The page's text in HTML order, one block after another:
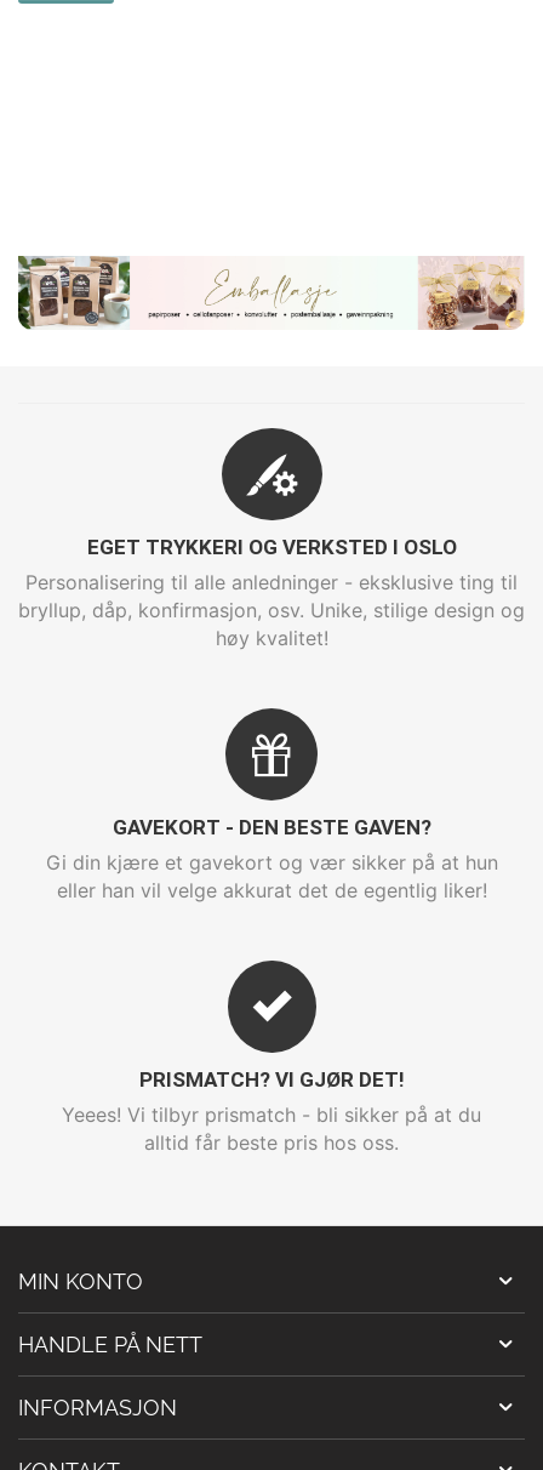
EGET TRYKKERI OG VERKSTED I OSLO
Personalisering til alle anledninger - eksklusive ting til
bryllup, dåp, konfirmasjon, osv. Unike, stilige design og
høy kvalitet!
GAVEKORT - DEN BESTE GAVEN?
Gi din kjære et gavekort og vær sikker på at hun
eller han vil velge akkurat det de egentlig liker!
PRISMATCH? VI GJØR DET!
Yeees! Vi tilbyr prismatch - bli sikker på at du
alltid får beste pris hos oss.
MIN KONTO
HANDLE PÅ NETT
INFORMASJON